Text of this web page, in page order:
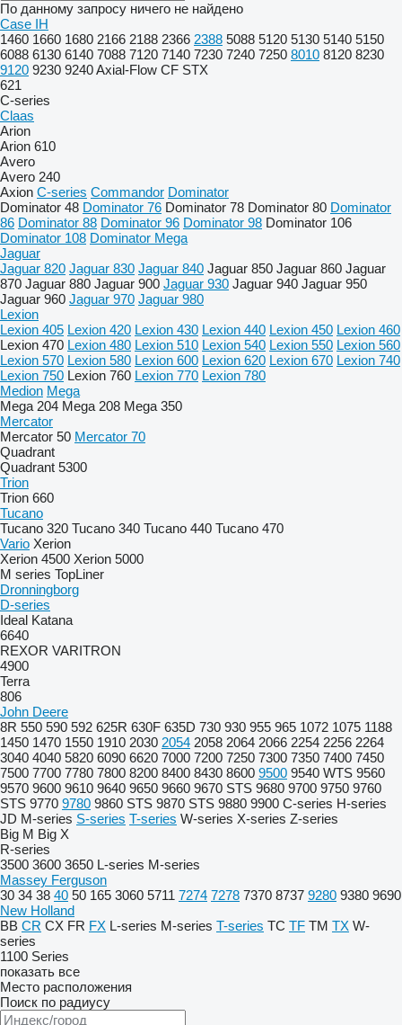
По данному запросу ничего не найдено
Case IH
1460 1660 1680 2166 2188 2366 2388 5088 5120 5130 5140 5150
6088 6130 6140 7088 7120 7140 7230 7240 7250 8010 8120 8230
9120 9230 9240Axial-Flow CF STX
621
C-series
Claas
Arion
Arion 610
Avero
Avero 240
Axion C-series Commandor Dominator
Dominator 48 Dominator 76 Dominator 78 Dominator 80 Dominator
86 Dominator 88 Dominator 96 Dominator 98 Dominator 106
Dominator 108 Dominator Mega
Jaguar
Jaguar 820 Jaguar 830 Jaguar 840 Jaguar 850 Jaguar 860 Jaguar
870 Jaguar 880 Jaguar 900 Jaguar 930 Jaguar 940 Jaguar 950
Jaguar 960 Jaguar 970 Jaguar 980
Lexion
Lexion 405 Lexion 420 Lexion 430 Lexion 440 Lexion 450 Lexion 460
Lexion 470 Lexion 480 Lexion 510 Lexion 540 Lexion 550 Lexion 560
Lexion 570 Lexion 580 Lexion 600 Lexion 620 Lexion 670 Lexion 740
Lexion 750 Lexion 760 Lexion 770 Lexion 780
Medion Mega
Mega 204 Mega 208 Mega 350
Mercator
Mercator 50 Mercator 70
Quadrant
Quadrant 5300
Trion
Trion 660
Tucano
Tucano 320 Tucano 340 Tucano 440 Tucano 470
Vario Xerion
Xerion 4500 Xerion 5000
M series TopLiner
Dronningborg
D-series
Ideal Katana
6640
REXOR VARITRON
4900
Terra
806
John Deere
8R 550 590 592 625R 630F 635D 730 930 955 965 1072 1075 1188
1450 1470 1550 1910 2030 2054 2058 2064 2066 2254 2256 2264
3040 4040 5820 6090 6620 7000 7200 7250 7300 7350 7400 7450
7500 7700 7780 7800 8200 8400 8430 8600 9500 9540 WTS 9560
9570 9600 9610 9640 9650 9660 9670 STS 9680 9700 9750 9760
STS 9770 9780 9860 STS 9870 STS 9880 9900 C-series H-series
JD M-series S-series T-series W-series X-series Z-series
Big M Big X
R-series
3500 3600 3650 L-series M-series
Massey Ferguson
30 34 38 40 50 165 3060 5711 7274 7278 7370 8737 9280 9380 9690
New Holland
BB CR CX FR FX L-series M-series T-series TC TF TM TX W-
series
1100 Series
показать все
Место расположения
Поиск по радиусу